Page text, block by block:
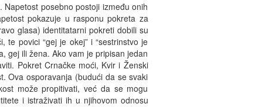
posebno postoji između onih
pokazuje u rasponu pokreta za
glasa) identitatarni pokreti dobili su
povici “gej je okej” i “sestrinstvo je
gej ili žena. Ako vam je pripisan jedan
Pokret Crnačke moći, Kvir i Ženski
Ova osporavanja (budući da se svaki
može propitivati, već da se mogu
i istraživati ih u njihovom odnosu